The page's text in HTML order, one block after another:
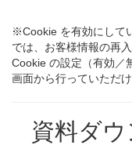
※Cookie を有効にして
では、お客様情報の再
Cookie の設定（有効／
画面から行っていただけ
資料ダ